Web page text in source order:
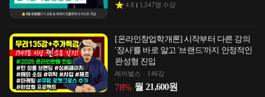
4.8 1,547명 수강
[온라인창업학개론] 시작부터 다른 강의
'장사'를 바로 알고 '브랜드'까지 안정적인
완성형 진입
레어벌스 146강
78% 월 21,600원